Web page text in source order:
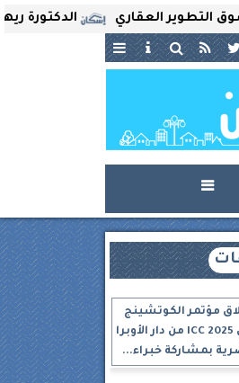
الدكتورة ريهام العقاري

مؤتمر الكوتشينج
الدولي ICC 2025 من دار الأوبرا
بمشاركة خبراء...